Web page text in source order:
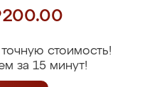
стоимость!
за 15 минут!